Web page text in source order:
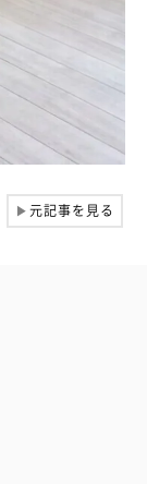
▶元記事を見る